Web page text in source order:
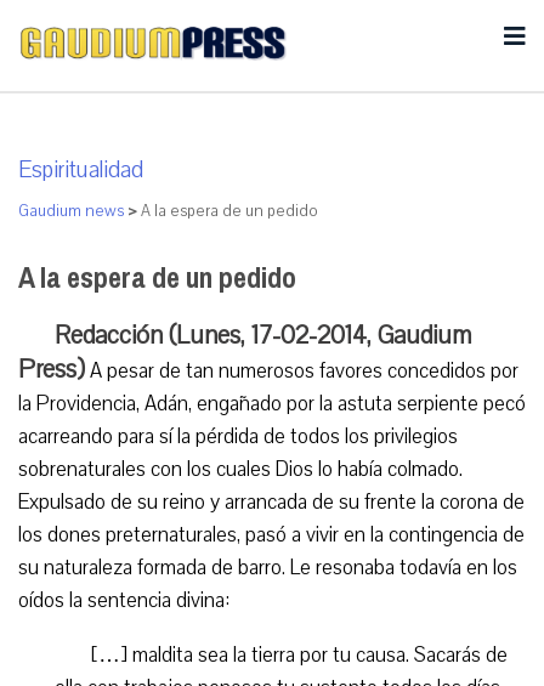
Espiritualidad
Gaudium news >A la espera de un pedido
A la espera de un pedido
Redacción (Lunes, 17-02-2014, Gaudium
Press)A pesar de tan numerosos favores concedidos por
la Providencia, Adán, engañado por la astuta serpiente pecó
acarreando para sí la pérdida de todos los privilegios
sobrenaturales con los cuales Dios lo había colmado.
Expulsado de su reino y arrancada de su frente la corona de
los dones preternaturales, pasó a vivir en la contingencia de
su naturaleza formada de barro. Le resonaba todavía en los
oídos la sentencia divina:
[…] maldita sea la tierra por tu causa. Sacarás de